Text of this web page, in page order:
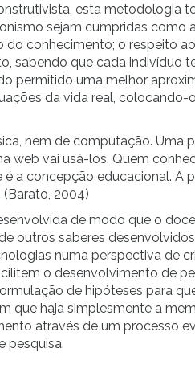
esta metodologia
sejam cumpridas como
conhecimento; o respeito
sabendo que cada indivíduo
permitido uma melhor
da vida real, colocando-
nem de computação. Uma
web vai usá-los. Quem
a concepção educacional. A
2004)
de modo que o
outros saberes
numa perspectiva de
o desenvolvimento de
de hipóteses para
que haja simplesmente a
através de um processo
pesquisa.